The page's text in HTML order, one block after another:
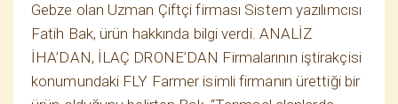
Gebze olan Uzman Çiftçi firması Sistem yazılımcısı
Fatih Bak, ürün hakkında bilgi verdi. ANALİZ
İHA’DAN, İLAÇ DRONE’DAN Firmalarının iştirakçisi
konumundaki FLY Farmer isimli firmanın ürettiği bir